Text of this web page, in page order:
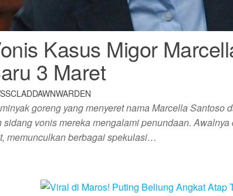
Kasus Migor
3 Maret
goreng yang menyeret nama Marcella
sidang vonis mereka mengalami penundaan.
memunculkan berbagai spekulasi…